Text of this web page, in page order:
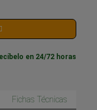
en 24/72 horas
Fichas Técnicas